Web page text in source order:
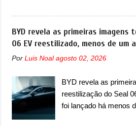
substituição do motor
(aquecimento,
A marca também
identificada a
sobrecarga do
causar a perda de
atualização do
oficialmente a nova
mudanças visuais e
motor. Depois da
câmbio automático
do motor 1.0 12v
a Fiat Strada soube
avanços importantes
nunca conseguiu
BYD revela as primeiras imagens
06 EV reestilizado, menos de um
Por Luis Noal agosto 02, 2026
BYD revela as
reestilização do Seal
foi lançado há menos